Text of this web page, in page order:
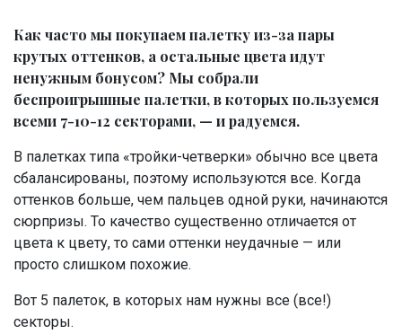
Как часто мы покупаем палетку из-за пары
крутых оттенков, а остальные цвета идут
ненужным бонусом? Мы собрали
беспроигрышные палетки, в которых пользуемся
всеми 7-10-12 секторами, — и радуемся.
В палетках типа «тройки-четверки» обычно все цвета
сбалансированы, поэтому используются все. Когда
оттенков больше, чем пальцев одной руки, начинаются
сюрпризы. То качество существенно отличается от
цвета к цвету, то сами оттенки неудачные — или
просто слишком похожие.
Вот 5 палеток, в которых нам нужны все (все!)
секторы.